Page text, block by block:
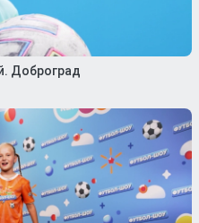
Доброград